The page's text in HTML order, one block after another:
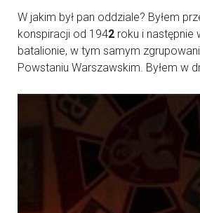
W jakim był pan oddziale? Byłem
konspiracji od 1942 roku i następnie
batalionie, w tym samym
Powstaniu Warszawskim. Byłem w